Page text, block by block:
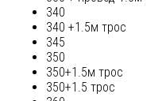
340
340 +1.5м трос
345
350
350+1.5м трос
350+1.5 трос